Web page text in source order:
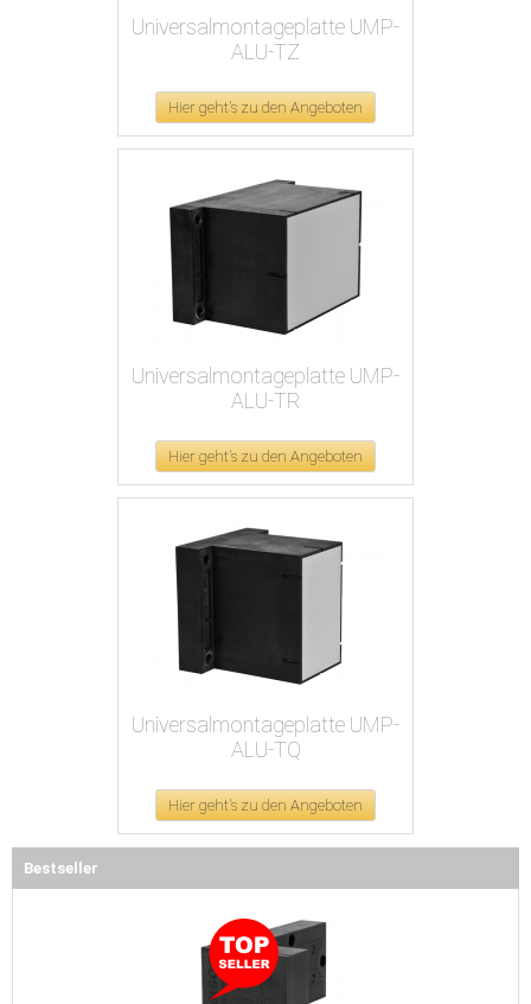
Universalmontageplatte UMP-
ALU-TZ
Hier geht's zu den Angeboten
Universalmontageplatte UMP-
ALU-TR
Hier geht's zu den Angeboten
Universalmontageplatte UMP-
ALU-TQ
Hier geht's zu den Angeboten
Bestseller